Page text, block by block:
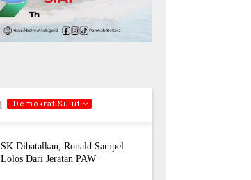
.Demokrat Sulut
SK Dibatalkan, Ronald Sampel
Lolos Dari Jeratan PAW